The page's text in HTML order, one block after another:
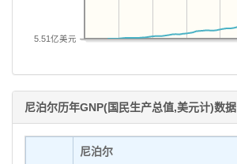
5.51亿美元
尼泊尔历年GNP(国民生产总值,美元计)数据
尼泊尔